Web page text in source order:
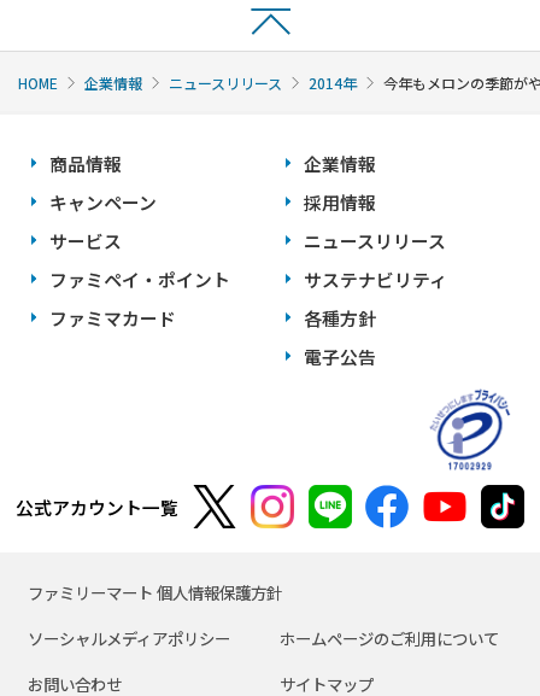
HOME 企業情報 ニュースリリース 2014年 今年もメロンの季節が
商品情報
キャンペーン
サービス
ファミペイ・ポイント
ファミマカード
企業情報
採用情報
ニュースリリース
サステナビリティ
各種方針
電子公告
公式アカウント一覧
ファミリーマート 個人情報保護方針
ソーシャルメディアポリシー
ホームページのご利用について
お問い合わせ
サイトマップ